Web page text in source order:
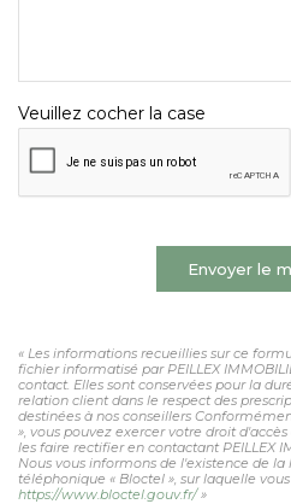
Veuillez cocher la case
Envoyer le
« Les informations recueillies sur ce
fichier informatisé par PEILLEX
contact. Elles sont conservées pour la
relation client dans le respect des
destinées à nos conseillers
», vous pouvez exercer votre droit
les faire rectifier en contactant PEILLEX
Nous vous informons de l'existence de
téléphonique « Bloctel », sur laquelle
https://www.bloctel.gouv.fr/»